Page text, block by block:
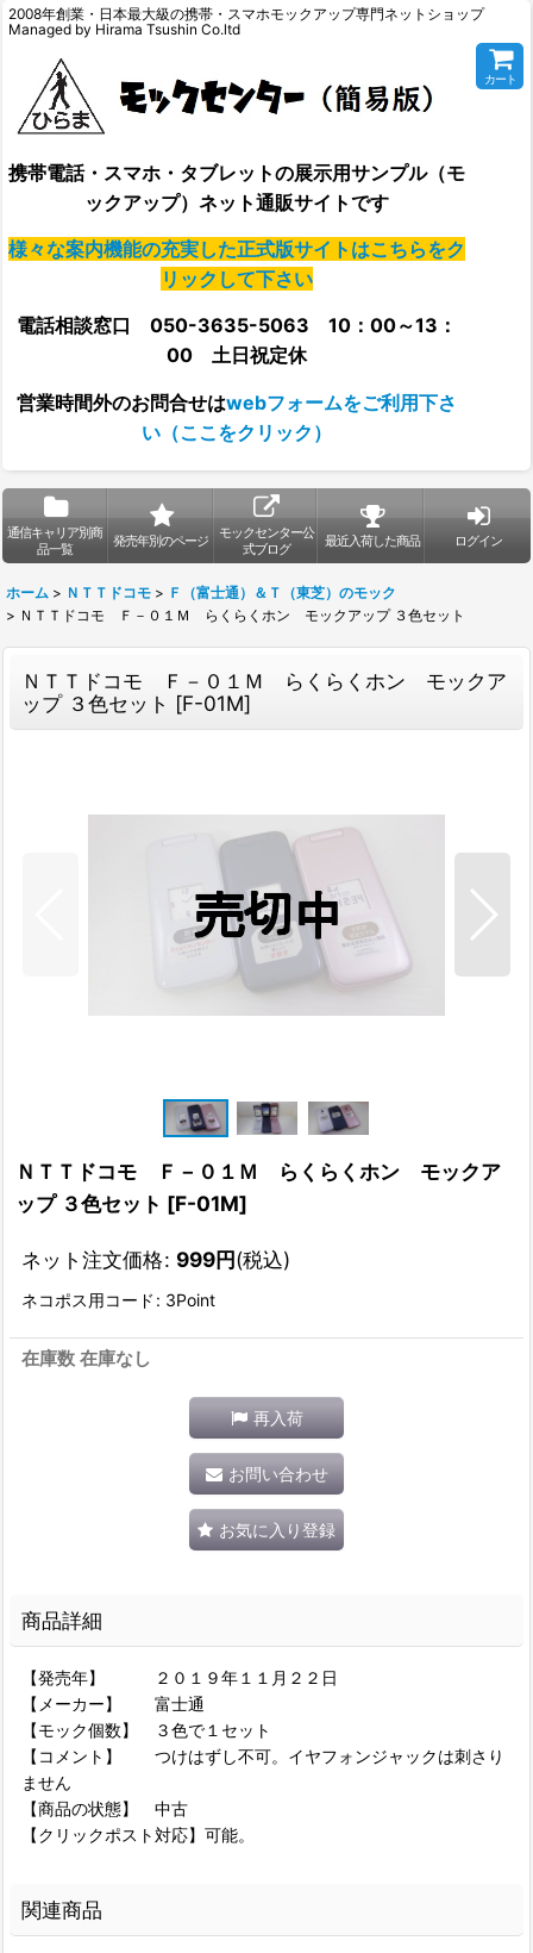
2008年創業・日本最大級の携帯・スマホモックアップ専門ネットショップ
Managed by Hirama Tsushin Co.ltd
携帯電話・スマホ・タブレットの展示用サンプル（モ
ックアップ）ネット通販サイトです
様々な案内機能の充実した正式版サイトはこちらをク
リックして下さい
電話相談窓口 050-3635-5063 10：00～13：
00 土日祝定休
営業時間外のお問合せはwebフォームをご利用下さ
い（ここをクリック）
カート
通信キャリア別商
品一覧
発売年別のページ
モックセンター公
式ブログ
最近入荷した商品 ログイン
ホーム > ＮＴＴドコモ > Ｆ（富士通）＆Ｔ（東芝）のモック
> ＮＴＴドコモ Ｆ－０１Ｍ らくらくホン モックアップ ３色セット
ＮＴＴドコモ Ｆ－０１Ｍ らくらくホン モックア
ップ ３色セット [F-01M]
ＮＴＴドコモ Ｆ－０１Ｍ らくらくホン モックア
ップ ３色セット [F-01M]
ネット注文価格: 999円(税込)
ネコポス用コード : 3Point
在庫数 在庫なし
再入荷
お問い合わせ
お気に入り登録
商品詳細
【発売年】 ２０１９年１１月２２日
【メーカー】 富士通
【モック個数】 ３色で１セット
【コメント】 つけはずし不可。イヤフォンジャックは刺さり
ません
【商品の状態】 中古
【クリックポスト対応】可能。
関連商品